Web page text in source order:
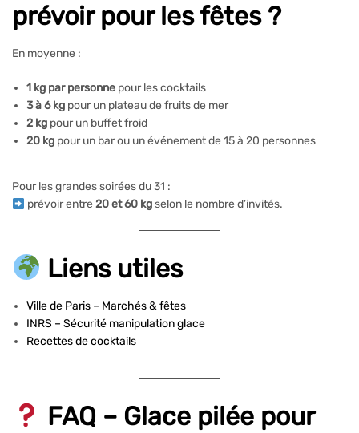
prévoir pour les fêtes ?
En moyenne :
1 kg par personne pour les cocktails
3 à 6 kg pour un plateau de fruits de mer
2 kg pour un buffet froid
20 kg pour un bar ou un événement de 15 à 20 personnes
Pour les grandes soirées du 31 :
prévoir entre 20 et 60 kgselon le nombre d’invités.
Liens utiles
Ville de Paris – Marchés & fêtes
INRS – Sécurité manipulation glace
Recettes de cocktails
FAQ – Glace pilée pour